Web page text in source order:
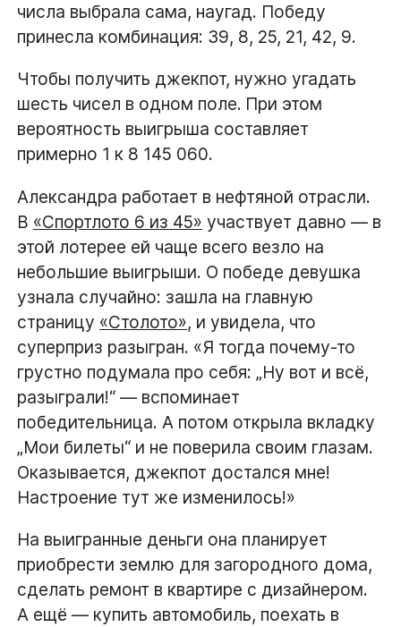
числа выбрала сама, наугад. Победу
принесла комбинация: 39, 8, 25, 21, 42, 9.
Чтобы получить джекпот, нужно угадать
шесть чисел в одном поле. При этом
вероятность выигрыша составляет
примерно 1 к 8 145 060.
Александра работает в нефтяной отрасли.
В «Спортлото 6 из 45» участвует давно — в
этой лотерее ей чаще всего везло на
небольшие выигрыши. О победе девушка
узнала случайно: зашла на главную
страницу «Столото», и увидела, что
суперприз разыгран. «Я тогда почему-то
грустно подумала про себя: „Ну вот и всё,
разыграли!“ — вспоминает
победительница. А потом открыла вкладку
„Мои билеты“ и не поверила своим глазам.
Оказывается, джекпот достался мне!
Настроение тут же изменилось!»
На выигранные деньги она планирует
приобрести землю для загородного дома,
сделать ремонт в квартире с дизайнером.
А ещё — купить автомобиль, поехать в